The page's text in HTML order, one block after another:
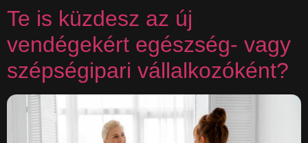
Te is küzdesz az új
vendégekért egészség- vagy
szépségipari vállalkozóként?